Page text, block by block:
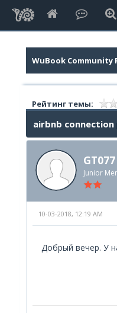
WuBook Community
Рейтинг темы:
airbnb
GT077
Junior
10-03-2018, 12:19 AM
Добрый вечер. У